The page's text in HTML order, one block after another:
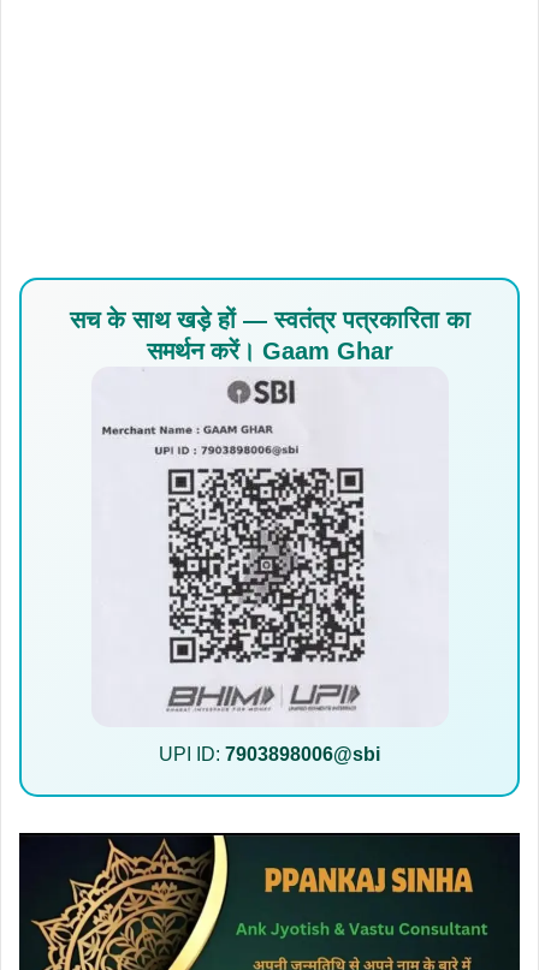
सच के साथ खड़े हों — स्वतंत्र पत्रकारिता का
समर्थन करें। Gaam Ghar
UPI ID: 7903898006@sbi